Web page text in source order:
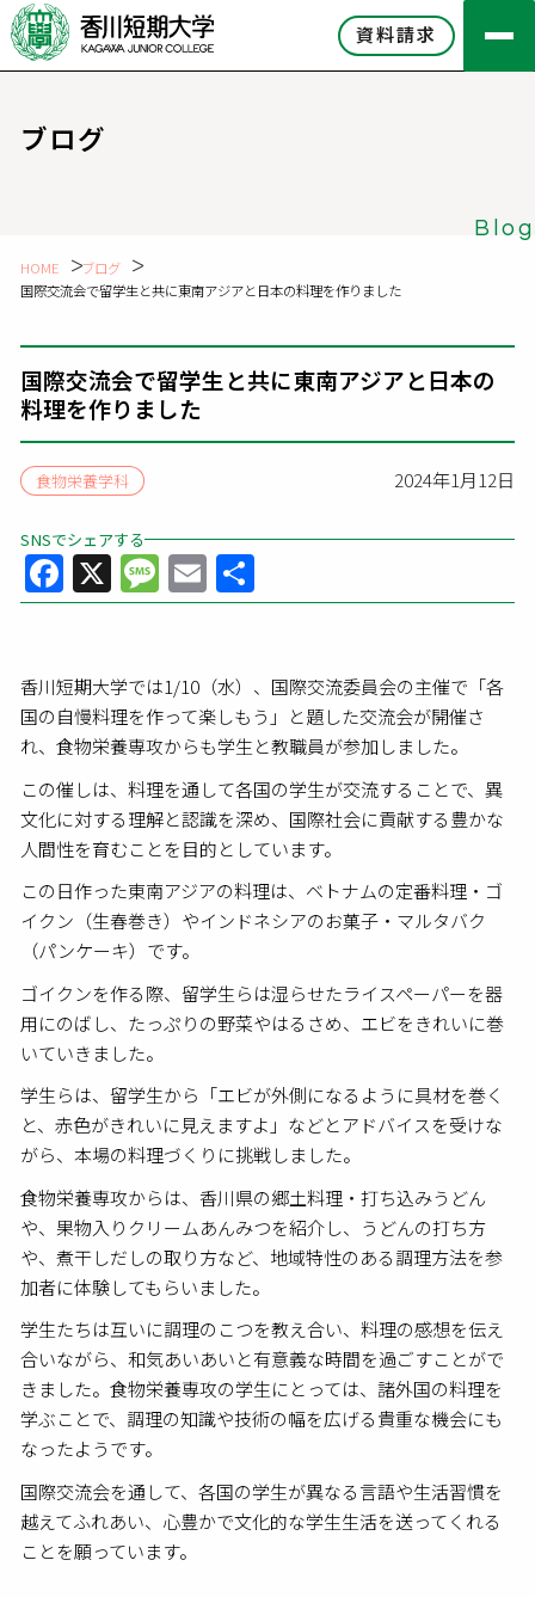
資料請求
ブログ
Blog
HOME
ブログ
国際交流会で留学生と共に東南アジアと日本の料理を作りました
国際交流会で留学生と共に東南アジアと日本の
料理を作りました
食物栄養学科 2024年1月12日
SNSでシェアする
Facebook
X Message
Email
有
香川短期大学では1/10（水）、国際交流委員会の主催で「各
国の自慢料理を作って楽しもう」と題した交流会が開催さ
れ、食物栄養専攻からも学生と教職員が参加しました。
この催しは、料理を通して各国の学生が交流することで、異
文化に対する理解と認識を深め、国際社会に貢献する豊かな
人間性を育むことを目的としています。
この日作った東南アジアの料理は、ベトナムの定番料理・ゴ
イクン（生春巻き）やインドネシアのお菓子・マルタバク
（パンケーキ）です。
ゴイクンを作る際、留学生らは湿らせたライスペーパーを器
用にのばし、たっぷりの野菜やはるさめ、エビをきれいに巻
いていきました。
学生らは、留学生から「エビが外側になるように具材を巻く
と、赤色がきれいに見えますよ」などとアドバイスを受けな
がら、本場の料理づくりに挑戦しました。
食物栄養専攻からは、香川県の郷土料理・打ち込みうどん
や、果物入りクリームあんみつを紹介し、うどんの打ち方
や、煮干しだしの取り方など、地域特性のある調理方法を参
加者に体験してもらいました。
学生たちは互いに調理のこつを教え合い、料理の感想を伝え
合いながら、和気あいあいと有意義な時間を過ごすことがで
きました。食物栄養専攻の学生にとっては、諸外国の料理を
学ぶことで、調理の知識や技術の幅を広げる貴重な機会にも
なったようです。
国際交流会を通して、各国の学生が異なる言語や生活習慣を
越えてふれあい、心豊かで文化的な学生生活を送ってくれる
ことを願っています。